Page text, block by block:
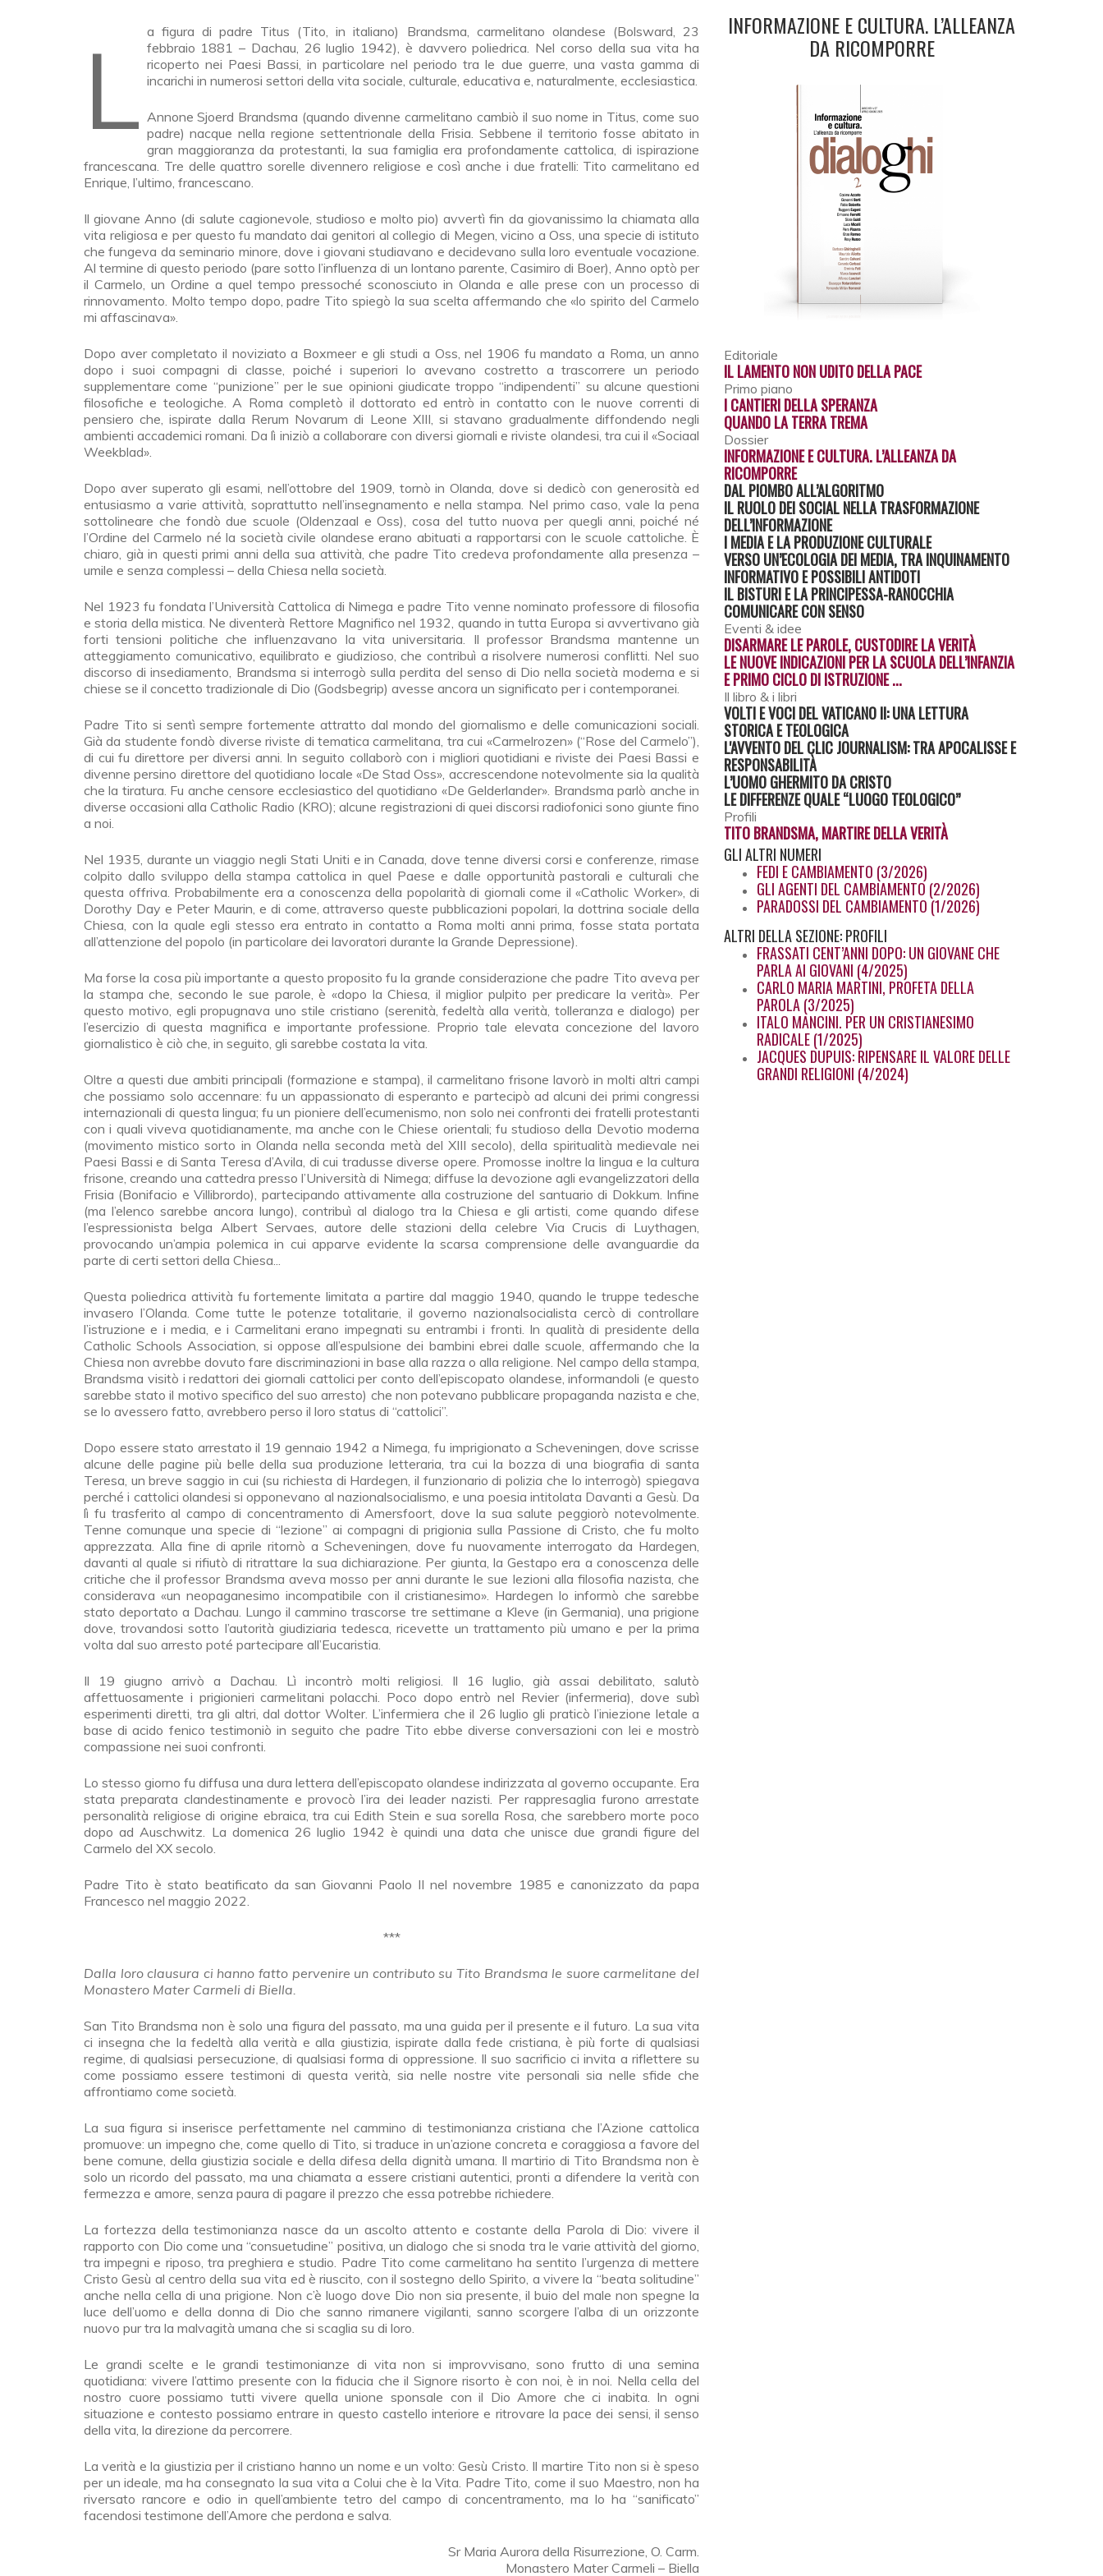
La figura di padre Titus (Tito, in italiano) Brandsma, carmelitano olandese (Bolsward, 23 febbraio 1881 – Dachau, 26 luglio 1942), è davvero poliedrica. Nel corso della sua vita ha
ricoperto nei Paesi Bassi, in particolare nel periodo tra le due guerre, una vasta gamma di
incarichi in numerosi settori della vita sociale, culturale, educativa e, naturalmente, ecclesiastica.
Annone Sjoerd Brandsma (quando divenne carmelitano cambiò il suo nome in Titus, come suo
padre) nacque nella regione settentrionale della Frisia. Sebbene il territorio fosse abitato in
gran maggioranza da protestanti, la sua famiglia era profondamente cattolica, di ispirazione
francescana. Tre delle quattro sorelle divennero religiose e così anche i due fratelli: Tito carmelitano ed
Enrique, l’ultimo, francescano.
Il giovane Anno (di salute cagionevole, studioso e molto pio) avvertì fin da giovanissimo la chiamata alla
vita religiosa e per questo fu mandato dai genitori al collegio di Megen, vicino a Oss, una specie di istituto
che fungeva da seminario minore, dove i giovani studiavano e decidevano sulla loro eventuale vocazione.
Al termine di questo periodo (pare sotto l’influenza di un lontano parente, Casimiro di Boer), Anno optò per
il Carmelo, un Ordine a quel tempo pressoché sconosciuto in Olanda e alle prese con un processo di
rinnovamento. Molto tempo dopo, padre Tito spiegò la sua scelta affermando che «lo spirito del Carmelo
mi affascinava».
Dopo aver completato il noviziato a Boxmeer e gli studi a Oss, nel 1906 fu mandato a Roma, un anno
dopo i suoi compagni di classe, poiché i superiori lo avevano costretto a trascorrere un periodo
supplementare come “punizione” per le sue opinioni giudicate troppo “indipendenti” su alcune questioni
filosofiche e teologiche. A Roma completò il dottorato ed entrò in contatto con le nuove correnti di
pensiero che, ispirate dalla Rerum Novarum di Leone XIII, si stavano gradualmente diffondendo negli
ambienti accademici romani. Da lì iniziò a collaborare con diversi giornali e riviste olandesi, tra cui il «Sociaal
Weekblad».
Dopo aver superato gli esami, nell’ottobre del 1909, tornò in Olanda, dove si dedicò con generosità ed
entusiasmo a varie attività, soprattutto nell’insegnamento e nella stampa. Nel primo caso, vale la pena
sottolineare che fondò due scuole (Oldenzaal e Oss), cosa del tutto nuova per quegli anni, poiché né
l’Ordine del Carmelo né la società civile olandese erano abituati a rapportarsi con le scuole cattoliche. È
chiaro, già in questi primi anni della sua attività, che padre Tito credeva profondamente alla presenza –
umile e senza complessi – della Chiesa nella società.
Nel 1923 fu fondata l’Università Cattolica di Nimega e padre Tito venne nominato professore di filosofia
e storia della mistica. Ne diventerà Rettore Magnifico nel 1932, quando in tutta Europa si avvertivano già
forti tensioni politiche che influenzavano la vita universitaria. Il professor Brandsma mantenne un
atteggiamento comunicativo, equilibrato e giudizioso, che contribuì a risolvere numerosi conflitti. Nel suo
discorso di insediamento, Brandsma si interrogò sulla perdita del senso di Dio nella società moderna e si
chiese se il concetto tradizionale di Dio (Godsbegrip) avesse ancora un significato per i contemporanei.
Padre Tito si sentì sempre fortemente attratto dal mondo del giornalismo e delle comunicazioni sociali.
Già da studente fondò diverse riviste di tematica carmelitana, tra cui «Carmelrozen» (“Rose del Carmelo”),
di cui fu direttore per diversi anni. In seguito collaborò con i migliori quotidiani e riviste dei Paesi Bassi e
divenne persino direttore del quotidiano locale «De Stad Oss», accrescendone notevolmente sia la qualità
che la tiratura. Fu anche censore ecclesiastico del quotidiano «De Gelderlander». Brandsma parlò anche in
diverse occasioni alla Catholic Radio (KRO); alcune registrazioni di quei discorsi radiofonici sono giunte fino
a noi.
Nel 1935, durante un viaggio negli Stati Uniti e in Canada, dove tenne diversi corsi e conferenze, rimase
colpito dallo sviluppo della stampa cattolica in quel Paese e dalle opportunità pastorali e culturali che
questa offriva. Probabilmente era a conoscenza della popolarità di giornali come il «Catholic Worker», di
Dorothy Day e Peter Maurin, e di come, attraverso queste pubblicazioni popolari, la dottrina sociale della
Chiesa, con la quale egli stesso era entrato in contatto a Roma molti anni prima, fosse stata portata
all’attenzione del popolo (in particolare dei lavoratori durante la Grande Depressione).
Ma forse la cosa più importante a questo proposito fu la grande considerazione che padre Tito aveva per
la stampa che, secondo le sue parole, è «dopo la Chiesa, il miglior pulpito per predicare la verità». Per
questo motivo, egli propugnava uno stile cristiano (serenità, fedeltà alla verità, tolleranza e dialogo) per
l’esercizio di questa magnifica e importante professione. Proprio tale elevata concezione del lavoro
giornalistico è ciò che, in seguito, gli sarebbe costata la vita.
Oltre a questi due ambiti principali (formazione e stampa), il carmelitano frisone lavorò in molti altri campi
che possiamo solo accennare: fu un appassionato di esperanto e partecipò ad alcuni dei primi congressi
internazionali di questa lingua; fu un pioniere dell’ecumenismo, non solo nei confronti dei fratelli protestanti
con i quali viveva quotidianamente, ma anche con le Chiese orientali; fu studioso della Devotio moderna
(movimento mistico sorto in Olanda nella seconda metà del XIII secolo), della spiritualità medievale nei
Paesi Bassi e di Santa Teresa d’Avila, di cui tradusse diverse opere. Promosse inoltre la lingua e la cultura
frisone, creando una cattedra presso l’Università di Nimega; diffuse la devozione agli evangelizzatori della
Frisia (Bonifacio e Villibrordo), partecipando attivamente alla costruzione del santuario di Dokkum. Infine
(ma l’elenco sarebbe ancora lungo), contribuì al dialogo tra la Chiesa e gli artisti, come quando difese
l’espressionista belga Albert Servaes, autore delle stazioni della celebre Via Crucis di Luythagen,
provocando un’ampia polemica in cui apparve evidente la scarsa comprensione delle avanguardie da
parte di certi settori della Chiesa...
Questa poliedrica attività fu fortemente limitata a partire dal maggio 1940, quando le truppe tedesche
invasero l’Olanda. Come tutte le potenze totalitarie, il governo nazionalsocialista cercò di controllare
l’istruzione e i media, e i Carmelitani erano impegnati su entrambi i fronti. In qualità di presidente della
Catholic Schools Association, si oppose all’espulsione dei bambini ebrei dalle scuole, affermando che la
Chiesa non avrebbe dovuto fare discriminazioni in base alla razza o alla religione. Nel campo della stampa,
Brandsma visitò i redattori dei giornali cattolici per conto dell’episcopato olandese, informandoli (e questo
sarebbe stato il motivo specifico del suo arresto) che non potevano pubblicare propaganda nazista e che,
se lo avessero fatto, avrebbero perso il loro status di “cattolici”.
Dopo essere stato arrestato il 19 gennaio 1942 a Nimega, fu imprigionato a Scheveningen, dove scrisse
alcune delle pagine più belle della sua produzione letteraria, tra cui la bozza di una biografia di santa
Teresa, un breve saggio in cui (su richiesta di Hardegen, il funzionario di polizia che lo interrogò) spiegava
perché i cattolici olandesi si opponevano al nazionalsocialismo, e una poesia intitolata Davanti a Gesù. Da
lì fu trasferito al campo di concentramento di Amersfoort, dove la sua salute peggiorò notevolmente.
Tenne comunque una specie di “lezione” ai compagni di prigionia sulla Passione di Cristo, che fu molto
apprezzata. Alla fine di aprile ritornò a Scheveningen, dove fu nuovamente interrogato da Hardegen,
davanti al quale si rifiutò di ritrattare la sua dichiarazione. Per giunta, la Gestapo era a conoscenza delle
critiche che il professor Brandsma aveva mosso per anni durante le sue lezioni alla filosofia nazista, che
considerava «un neopaganesimo incompatibile con il cristianesimo». Hardegen lo informò che sarebbe
stato deportato a Dachau. Lungo il cammino trascorse tre settimane a Kleve (in Germania), una prigione
dove, trovandosi sotto l’autorità giudiziaria tedesca, ricevette un trattamento più umano e per la prima
volta dal suo arresto poté partecipare all’Eucaristia.
Il 19 giugno arrivò a Dachau. Lì incontrò molti religiosi. Il 16 luglio, già assai debilitato, salutò
affettuosamente i prigionieri carmelitani polacchi. Poco dopo entrò nel Revier (infermeria), dove subì
esperimenti diretti, tra gli altri, dal dottor Wolter. L’infermiera che il 26 luglio gli praticò l’iniezione letale a
base di acido fenico testimoniò in seguito che padre Tito ebbe diverse conversazioni con lei e mostrò
compassione nei suoi confronti.
Lo stesso giorno fu diffusa una dura lettera dell’episcopato olandese indirizzata al governo occupante. Era
stata preparata clandestinamente e provocò l’ira dei leader nazisti. Per rappresaglia furono arrestate
personalità religiose di origine ebraica, tra cui Edith Stein e sua sorella Rosa, che sarebbero morte poco
dopo ad Auschwitz. La domenica 26 luglio 1942 è quindi una data che unisce due grandi figure del
Carmelo del XX secolo.
Padre Tito è stato beatificato da san Giovanni Paolo II nel novembre 1985 e canonizzato da papa
Francesco nel maggio 2022.
***
Dalla loro clausura ci hanno fatto pervenire un contributo su Tito Brandsma le suore carmelitane del
Monastero Mater Carmeli di Biella.
San Tito Brandsma non è solo una figura del passato, ma una guida per il presente e il futuro. La sua vita
ci insegna che la fedeltà alla verità e alla giustizia, ispirate dalla fede cristiana, è più forte di qualsiasi
regime, di qualsiasi persecuzione, di qualsiasi forma di oppressione. Il suo sacrificio ci invita a riflettere su
come possiamo essere testimoni di questa verità, sia nelle nostre vite personali sia nelle sfide che
affrontiamo come società.
La sua figura si inserisce perfettamente nel cammino di testimonianza cristiana che l’Azione cattolica
promuove: un impegno che, come quello di Tito, si traduce in un’azione concreta e coraggiosa a favore del
bene comune, della giustizia sociale e della difesa della dignità umana. Il martirio di Tito Brandsma non è
solo un ricordo del passato, ma una chiamata a essere cristiani autentici, pronti a difendere la verità con
fermezza e amore, senza paura di pagare il prezzo che essa potrebbe richiedere.
La fortezza della testimonianza nasce da un ascolto attento e costante della Parola di Dio: vivere il
rapporto con Dio come una “consuetudine” positiva, un dialogo che si snoda tra le varie attività del giorno,
tra impegni e riposo, tra preghiera e studio. Padre Tito come carmelitano ha sentito l’urgenza di mettere
Cristo Gesù al centro della sua vita ed è riuscito, con il sostegno dello Spirito, a vivere la “beata solitudine”
anche nella cella di una prigione. Non c’è luogo dove Dio non sia presente, il buio del male non spegne la
luce dell’uomo e della donna di Dio che sanno rimanere vigilanti, sanno scorgere l’alba di un orizzonte
nuovo pur tra la malvagità umana che si scaglia su di loro.
Le grandi scelte e le grandi testimonianze di vita non si improvvisano, sono frutto di una semina
quotidiana: vivere l’attimo presente con la fiducia che il Signore risorto è con noi, è in noi. Nella cella del
nostro cuore possiamo tutti vivere quella unione sponsale con il Dio Amore che ci inabita. In ogni
situazione e contesto possiamo entrare in questo castello interiore e ritrovare la pace dei sensi, il senso
della vita, la direzione da percorrere.
La verità e la giustizia per il cristiano hanno un nome e un volto: Gesù Cristo. Il martire Tito non si è speso
per un ideale, ma ha consegnato la sua vita a Colui che è la Vita. Padre Tito, come il suo Maestro, non ha
riversato rancore e odio in quell’ambiente tetro del campo di concentramento, ma lo ha “sanificato”
facendosi testimone dell’Amore che perdona e salva.
Sr Maria Aurora della Risurrezione, O. Carm.
Monastero Mater Carmeli – Biella
INFORMAZIONE E CULTURA. L’ALLEANZA
DA RICOMPORRE
Editoriale
IL LAMENTO NON UDITO DELLA PACE
Primo piano
I CANTIERI DELLA SPERANZA
QUANDO LA TERRA TREMA
Dossier
INFORMAZIONE E CULTURA. L’ALLEANZA DA
RICOMPORRE
DAL PIOMBO ALL’ALGORITMO
IL RUOLO DEI SOCIAL NELLA TRASFORMAZIONE
DELL’INFORMAZIONE
I MEDIA E LA PRODUZIONE CULTURALE
VERSO UN’ECOLOGIA DEI MEDIA, TRA INQUINAMENTO
INFORMATIVO E POSSIBILI ANTIDOTI
IL BISTURI E LA PRINCIPESSA-RANOCCHIA
COMUNICARE CON SENSO
Eventi & idee
DISARMARE LE PAROLE, CUSTODIRE LA VERITÀ
LE NUOVE INDICAZIONI PER LA SCUOLA DELL’INFANZIA
E PRIMO CICLO DI ISTRUZIONE ...
Il libro & i libri
VOLTI E VOCI DEL VATICANO II: UNA LETTURA
STORICA E TEOLOGICA
L'AVVENTO DEL CLIC JOURNALISM: TRA APOCALISSE E
RESPONSABILITÀ
L’UOMO GHERMITO DA CRISTO
LE DIFFERENZE QUALE “LUOGO TEOLOGICO”
Profili
TITO BRANDSMA, MARTIRE DELLA VERITÀ
GLIALTRI NUMERI
FEDI E CAMBIAMENTO (3/2026)
GLI AGENTI DEL CAMBIAMENTO (2/2026)
PARADOSSI DEL CAMBIAMENTO (1/2026)
ALTRI DELLA SEZIONE: PROFILI
FRASSATI CENT’ANNI DOPO: UN GIOVANE CHE
PARLA AI GIOVANI (4/2025)
CARLO MARIA MARTINI, PROFETA DELLA
PAROLA (3/2025)
ITALO MANCINI. PER UN CRISTIANESIMO
RADICALE (1/2025)
JACQUES DUPUIS: RIPENSARE IL VALORE DELLE
GRANDI RELIGIONI (4/2024)